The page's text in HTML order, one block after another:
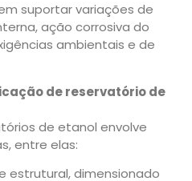
suportar variações de
ação corrosiva do
ambientais e de
de reservatório de
de etanol envolve
entre elas:
estrutural, dimensionado